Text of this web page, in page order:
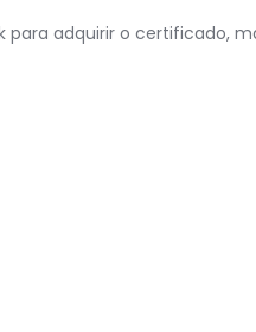
adquirir o certificado,